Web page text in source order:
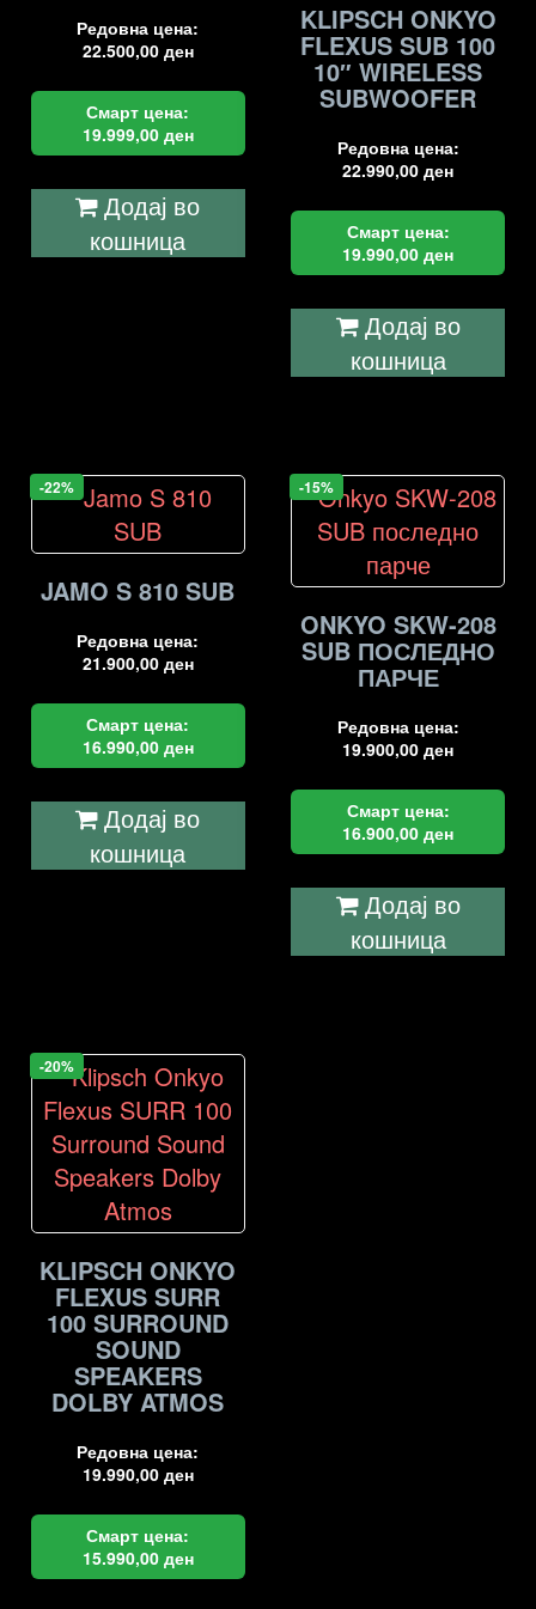
Редовна цена:
22.500,00 ден
Смарт цена:
19.999,00 ден
Додај во
кошница
KLIPSCH ONKYO
FLEXUS SUB 100
10″ WIRELESS
SUBWOOFER
Редовна цена:
22.990,00ден
Смарт цена:
19.990,00ден
Додај во
кошница
-22%
JAMO S 810 SUB
Редовна цена:
21.900,00 ден
Смарт цена:
16.990,00 ден
Додај во
кошница
-15%
ONKYO SKW-208
SUB ПОСЛЕДНО
ПАРЧЕ
Редовна цена:
19.900,00ден
Смарт цена:
16.900,00ден
Додај во
кошница
-20%
KLIPSCH ONKYO
FLEXUS SURR
100 SURROUND
SOUND
SPEAKERS
DOLBY ATMOS
Редовна цена:
19.990,00 ден
Смарт цена:
15.990,00 ден